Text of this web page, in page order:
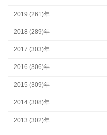
2019 (261)年
2018 (289)年
2017 (303)年
2016 (306)年
2015 (309)年
2014 (308)年
2013 (302)年